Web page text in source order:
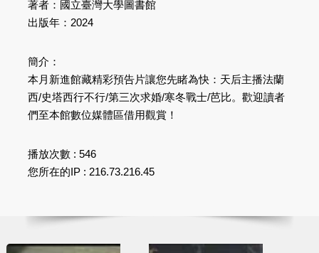
著者：國立臺灣大學圖書館
出版年：2024
簡介：
本月新進館藏精彩預告片讓您先睹為快：天后主播法蘭
西/史塔西行不行/第三次求婚/寒冬戰士/芭比。歡迎讀者
們至本館數位媒體區借用觀賞！
播放次數 : 546
您所在的IP : 216.73.216.45